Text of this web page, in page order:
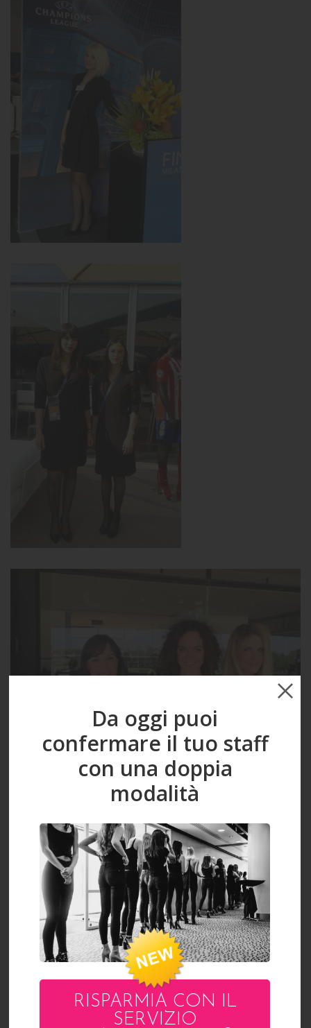
Da oggi puoi
confermare il tuo staff
con una doppia
modalità
RISPARMIA CON IL
SERVIZIO